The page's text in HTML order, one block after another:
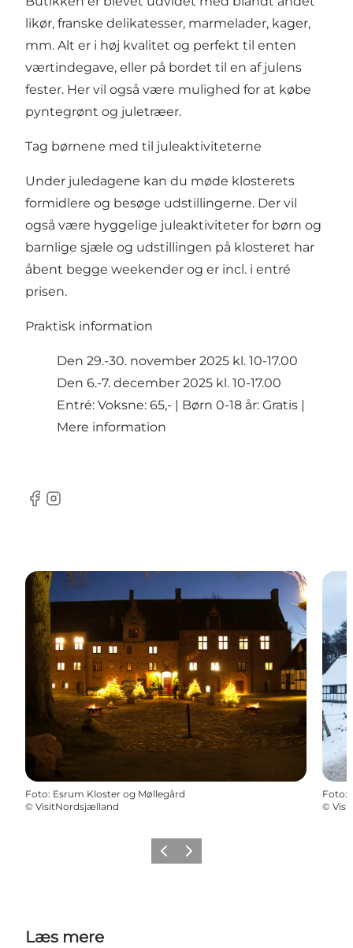
likør, franske delikatesser, marmelader, kager,
mm. Alt er i høj kvalitet og perfekt til enten
værtindegave, eller på bordet til en af julens
fester. Her vil også være mulighed for at købe
pyntegrønt og juletræer.
Tag børnene med til juleaktiviteterne
Under juledagene kan du møde klosterets
formidlere og besøge udstillingerne. Der vil
også være hyggelige juleaktiviteter for børn og
barnlige sjæle og udstillingen på klosteret har
åbent begge weekender og er incl. i entré
prisen.
Praktisk information
Den 29.-30. november 2025 kl. 10-17.00
Den 6.-7. december 2025 kl. 10-17.00
Entré: Voksne: 65,- | Børn 0-18 år: Gratis |
Mere information
Facebook
Instagram
Foto: Esrum Kloster og Møllegård
© VisitNordsjælland
Foto:
©
ForrigeNæste
Læs mere